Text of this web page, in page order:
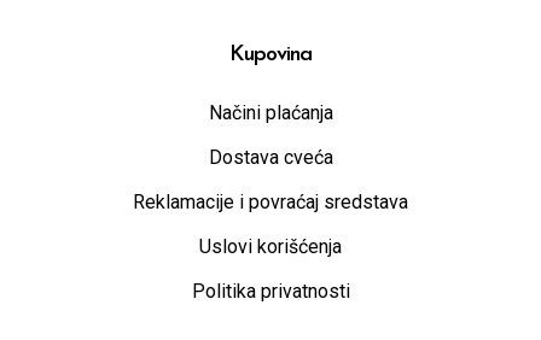
Kupovina
Načini plaćanja
Dostava cveća
Reklamacije i povraćaj sredstava
Uslovi korišćenja
Politika privatnosti